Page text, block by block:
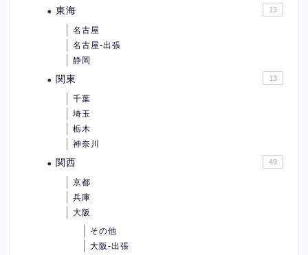
東海 13
名古屋
名古屋-出張
静岡
関東 13
千葉
埼玉
栃木
神奈川
関西 49
京都
兵庫
大阪
その他
大阪-出張